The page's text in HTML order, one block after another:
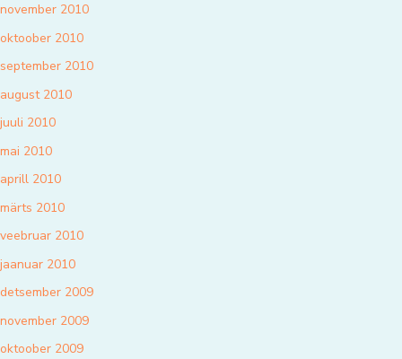
november 2010
oktoober 2010
september 2010
august 2010
juuli 2010
mai 2010
aprill 2010
märts 2010
veebruar 2010
jaanuar 2010
detsember 2009
november 2009
oktoober 2009